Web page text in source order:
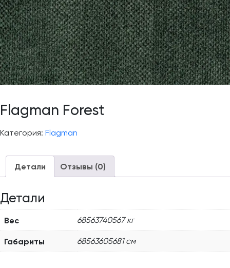
Flagman Forest
Категория: Flagman
Детали Отзывы (0)
Детали
Вес 68563740567 кг
Габариты 68563605681 см